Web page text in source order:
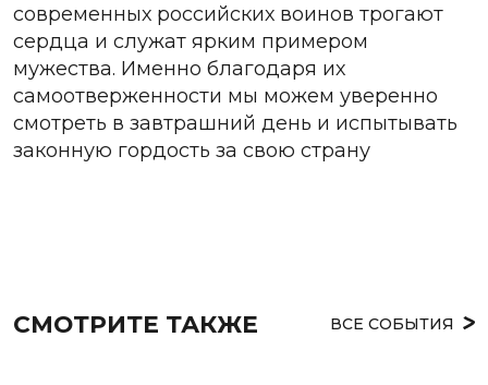
современных российских воинов трогают
сердца и служат ярким примером
мужества. Именно благодаря их
самоотверженности мы можем уверенно
смотреть в завтрашний день и испытывать
законную гордость за свою страну
СМОТРИТЕ ТАКЖЕ ВСЕ СОБЫТИЯ